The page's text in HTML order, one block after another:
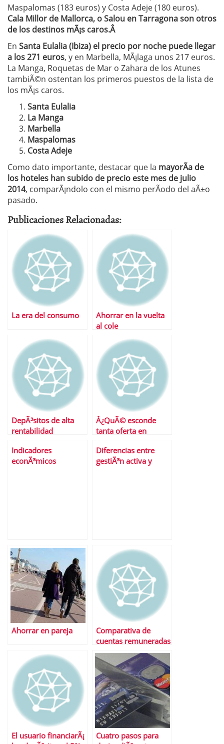
Maspalomas (183 euros) y Costa Adeje (180 euros).
Cala Millor de Mallorca, o Salou en Tarragona son otros
de los destinos mÃ¡s caros.Â
En Santa Eulalia (Ibiza) el precio por noche puede llegar
a los 271 euros, y en Marbella, MÃ¡laga unos 217 euros.
La Manga, Roquetas de Mar o Zahara de los Atunes
tambiÃ©n ostentan los primeros puestos de la lista de
los mÃ¡s caros.
Santa Eulalia
La Manga
Marbella
Maspalomas
Costa Adeje
Como dato importante, destacar que la mayorÃ­a de
los hoteles han subido de precio este mes de julio
2014, comparÃ¡ndolo con el mismo perÃ­odo del aÃ±o
pasado.
Publicaciones Relacionadas:
La era del consumo
Ahorrar en la vuelta
al cole
DepÃ³sitos de alta
rentabilidad
de pensiones
Â¿QuÃ© esconde
tanta oferta en
Indicadores
econÃ³micos
Diferencias entre
gestiÃ³n activa y
Ahorrar en pareja
Comparativa de
cuentas remuneradas
El usuario financiarÃ¡
Cuatro pasos para